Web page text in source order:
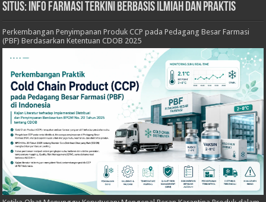
Situs: Info Farmasi Terkini Berbasis Ilmiah dan Praktis
Perkembangan Penyimpanan Produk CCP pada Pedagang Besar Farmasi
(PBF) Berdasarkan Ketentuan CDOB 2025